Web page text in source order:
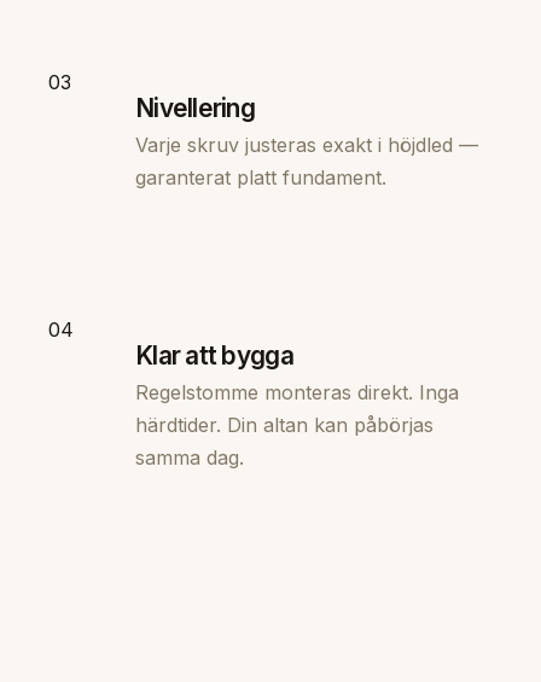
03
Nivellering
Varje skruv justeras exakt i höjdled —
garanterat platt fundament.
04
Klar att bygga
Regelstomme monteras direkt. Inga
härdtider. Din altan kan påbörjas
samma dag.